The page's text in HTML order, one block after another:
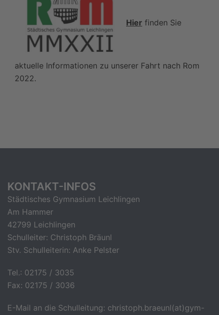
Hier finden Sie
aktuelle Informationen zu unserer Fahrt nach Rom
2022.
KONTAKT-INFOS
Städtisches Gymnasium Leichlingen
Am Hammer
42799 Leichlingen
Schulleiter: Christoph Bräunl
Stv. Schulleiterin: Anke Pelster
Tel.: 02175 / 3035
Fax: 02175 / 3036
E-Mail an die Schulleitung: christoph.braeunl(at)gym-